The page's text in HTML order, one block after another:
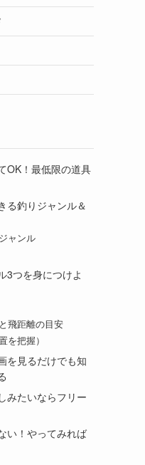
OK！最低限の道具
る釣りジャンル＆
ャンル
3つを身につけよ
飛距離の目安
を把握）
を見るだけでも知
みたいならフリー
い！やってみれば